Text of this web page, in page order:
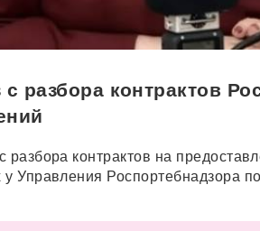
разбора контрактов
контрактов на
Управления Роспортебнадзора